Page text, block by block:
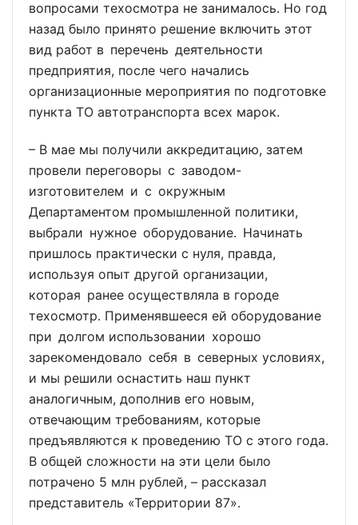
вопросами техосмотра не занималось. Но год
назад было принято решение включить этот
вид работ в перечень деятельности
предприятия, после чего начались
организационные мероприятия по подготовке
пункта ТО автотранспорта всех марок.
– В мае мы получили аккредитацию, затем
провели переговоры с заводом-
изготовителем и с окружным
Департаментом промышленной политики,
выбрали нужное оборудование. Начинать
пришлось практически с нуля, правда,
используя опыт другой организации,
которая ранее осуществляла в городе
техосмотр. Применявшееся ей оборудование
при долгом использовании хорошо
зарекомендовало себя в северных условиях,
и мы решили оснастить наш пункт
аналогичным, дополнив его новым,
отвечающим требованиям, которые
предъявляются к проведению ТО с этого года.
В общей сложности на эти цели было
потрачено 5 млн рублей, – рассказал
представитель «Территории 87».